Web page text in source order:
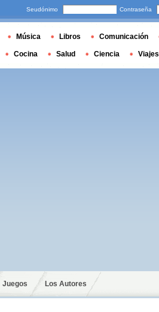
Juegos Los Autores
Seudónimo Contraseña
Música Libros Comunicación
Cocina Salud Ciencia Viajes